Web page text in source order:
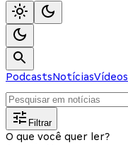
PodcastsNotíciasVídeos
Filtrar
O que você quer ler?